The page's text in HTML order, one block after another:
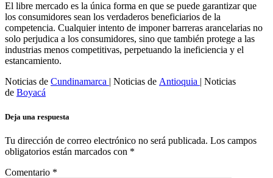
El libre mercado es la única forma en que se puede garantizar que
los consumidores sean los verdaderos beneficiarios de la
competencia. Cualquier intento de imponer barreras arancelarias no
solo perjudica a los consumidores, sino que también protege a las
industrias menos competitivas, perpetuando la ineficiencia y el
estancamiento.
Noticias de Cundinamarca | Noticias de Antioquia | Noticias
de Boyacá
Deja una respuesta
Tu dirección de correo electrónico no será publicada. Los campos
obligatorios están marcados con *
Comentario *